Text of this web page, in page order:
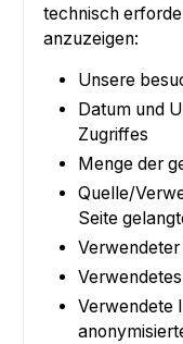
technisch
anzuzeigen:
Unsere
Datum und
Zugriffes
Menge der
Quelle/
Seite
Verwendete